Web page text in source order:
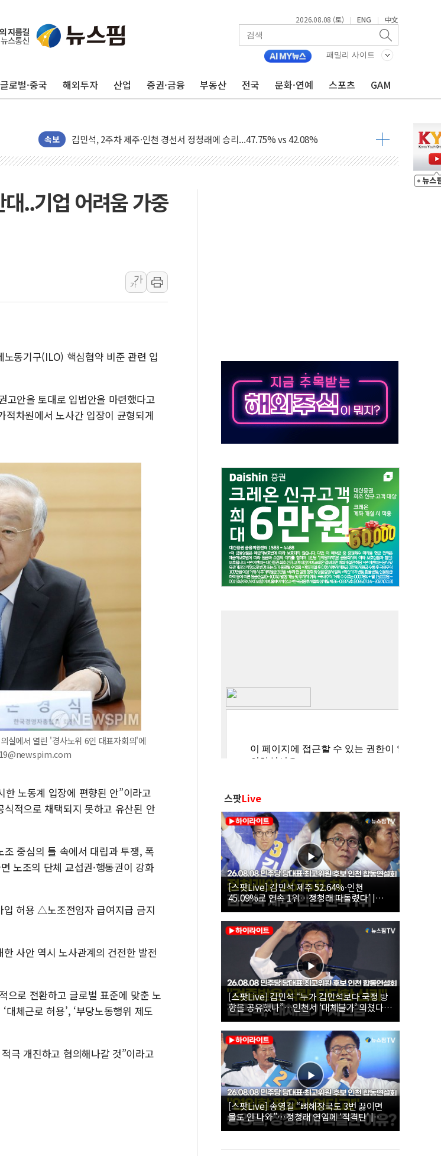
2026.08.08 (토) | ENG | 中文
패밀리 사이트
글로벌·중국 해외투자 산업 증권·금융 부동산 전국 문화·연예 스포츠 GAM
속보
[종합] 김민석, 정청래에 '0.86%p' 차 재역전 성공...金 45.42% vs 鄭 44.56%
인사하는 김민석 당대표 후보
[속보] 민주, 제주·인천 경선 결과 발표...김민석 47.75% 정청래 42.08%
[속보] 민주, 제주 경선 결과 발표...김민석 52.64% 정청래 39.89% 송영길 7.47%
이번주 국내 주요 금융일정(8.10~8.14)
폐기물 수거하다 참변…60대 환경미화원 수거차에 치여 사망
서울 중랑구 주택가서 흉기 난동…60대 남성 2명 숨져
李대통령 "결혼 때문에 손해 보는 일 없게"…'결혼 페널티' 22개 과제 손본다
인천 선재도 갯벌서 해루질 중 실종 60대 나흘만에 숨진 채 발견
인천서 말다툼 중 어머니 흉기 살해 10대 아들 체포
'화합' 꺼낸 김민석에 '뻔뻔' 받아친 정청래…제주 연설서 신경전 고조
李대통령, ISA 개편 재검토 지시…與 "적극 환영"·野 "졸속 국정"
동해중부 전 해상 풍랑주의보…10일까지 최대 3.5m 높은 물결
..기업 어려움 가중
가
가
동기구(ILO) 핵심협약 비준 관련 입
고안을 토대로 입법안을 마련했다고
적차원에서 노사간 입장이 균형되게
실에서 열린 '경사노위 6인 대표자회의'에
노동계 입장에 편향된 안”이라고
적으로 채택되지 못하고 유산된 안
중심의 틀 속에서 대립과 투쟁, 폭
노조의 단체 교섭권·행동권이 강화
허용 △노조전임자 급여지급 금지
사안 역시 노사관계의 건전한 발전
으로 전환하고 글로벌 표준에 맞춘 노
체근로 허용’, ‘부당노동행위 제도
극 개진하고 협의해나갈 것”이라고
스팟Live
[스팟Live] 김민석 제주 52.64%·인천
45.09%로 연속 1위…정청래 따돌렸다’ |
26.08.08 더불어민주당 당대표·최고위원 후
보 인천 합동연설회
[스팟Live] 김민석 “누가 김민석보다 국정 방
향을 공유했나”…인천서 ‘대체불가’ 외쳤다 |
26.08.08 더불어민주당 당대표·최고위원 후
보 인천 합동연설회
[스팟Live] 송영길 “뼈해장국도 3번 끓이면
물도 안 나와”…정청래 연임에 ‘직격탄’ |
26.08.08 더불어민주당 당대표·최고위원 후